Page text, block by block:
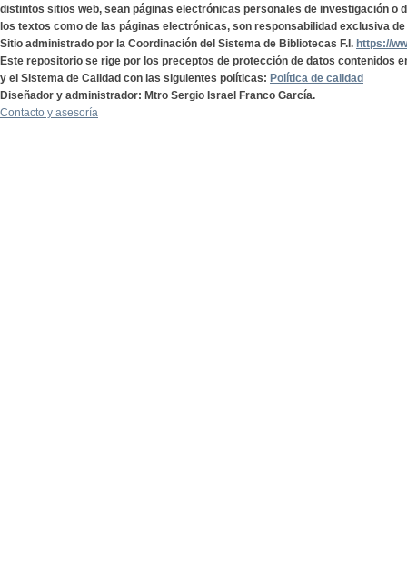
distintos sitios web, sean páginas electrónicas personales de investigación o
los textos como de las páginas electrónicas, son responsabilidad exclusiva
Sitio administrado por la Coordinación del Sistema de Bibliotecas F.I. https://
Este repositorio se rige por los preceptos de protección de datos contenidos
y el Sistema de Calidad con las siguientes políticas: Política de calidad
Diseñador y administrador: Mtro Sergio Israel Franco García.
Contacto y asesoría